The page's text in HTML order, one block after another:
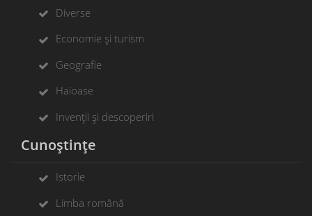
Diverse
Economie și turism
Geografie
Haioase
Invenții și descoperiri
Cunoștințe
Istorie
Limba română